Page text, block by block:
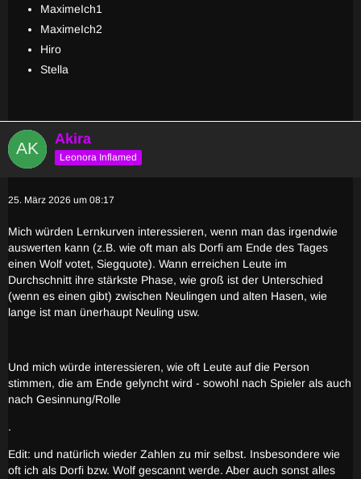
MaximeIch1
MaximeIch2
Hiro
Stella
Akira
Leonora Inflamed
25. März 2026 um 08:17
Mich würden Lernkurven interessieren, wenn man das irgendwie
auswerten kann (z.B. wie oft man als Dorfi am Ende des Tages
einen Wolf votet, Siegquote). Wann erreichen Leute im
Durchschnitt ihre stärkste Phase, wie groß ist der Unterschied
(wenn es einen gibt) zwischen Neulingen und alten Hasen, wie
lange ist man ünerhaupt Neuling usw.
Und mich würde interessieren, wie oft Leute auf die Person
stimmen, die am Ende gelyncht wird - sowohl nach Spieler als auch
nach Gesinnung/Rolle
.
Edit: und natürlich wieder Zahlen zu mir selbst. Insbesondere wie
oft ich als Dorfi bzw. Wolf gescannt werde. Aber auch sonst alles